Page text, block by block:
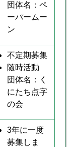
団体名：ペ
ーパームー
ン
不定期募集
随時活動
団体名：く
にたち点字
の会
3年に一度
募集しま